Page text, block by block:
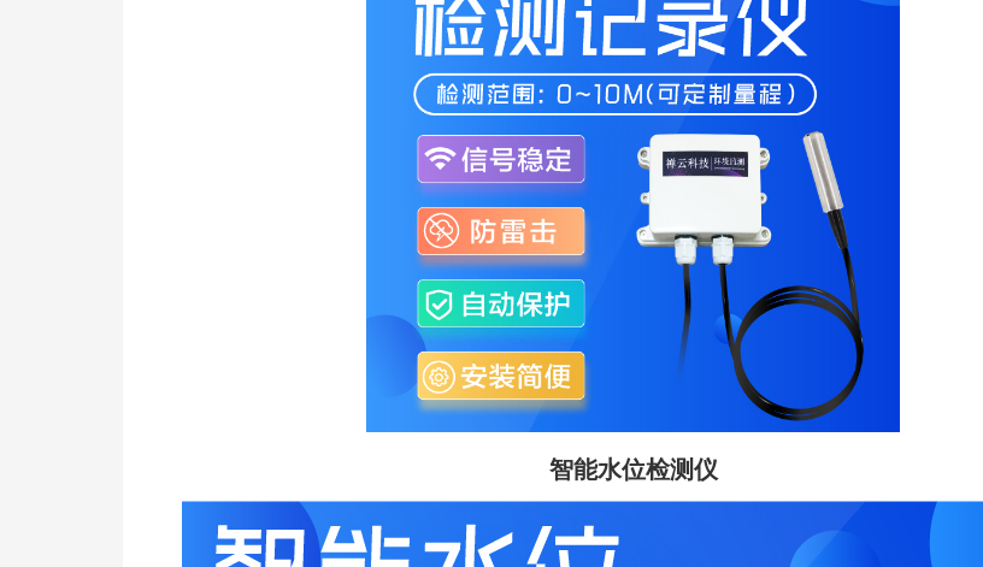
智能水位检测仪